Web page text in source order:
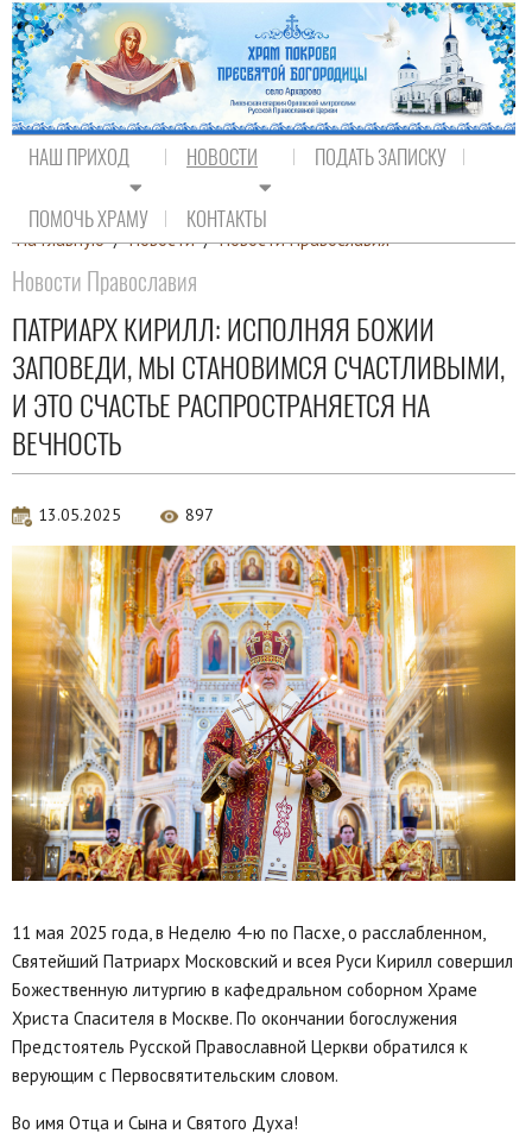
НАШ ПРИХОД НОВОСТИ ПОДАТЬ ЗАПИСКУ
ПОМОЧЬ ХРАМУ КОНТАКТЫ
На главную / Новости / Новости Православия
Новости Православия
ПАТРИАРХ КИРИЛЛ: ИСПОЛНЯЯ БОЖИИ
ЗАПОВЕДИ, МЫ СТАНОВИМСЯ СЧАСТЛИВЫМИ,
И ЭТО СЧАСТЬЕ РАСПРОСТРАНЯЕТСЯ НА
ВЕЧНОСТЬ
13.05.2025 897
11 мая 2025 года, в Неделю 4-ю по Пасхе, о расслабленном,
Святейший Патриарх Московский и всея Руси Кирилл совершил
Божественную литургию в кафедральном соборном Храме
Христа Спасителя в Москве. По окончании богослужения
Предстоятель Русской Православной Церкви обратился к
верующим с Первосвятительским словом.
Во имя Отца и Сына и Святого Духа!